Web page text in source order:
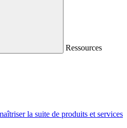
Ressources
la suite de produits et services